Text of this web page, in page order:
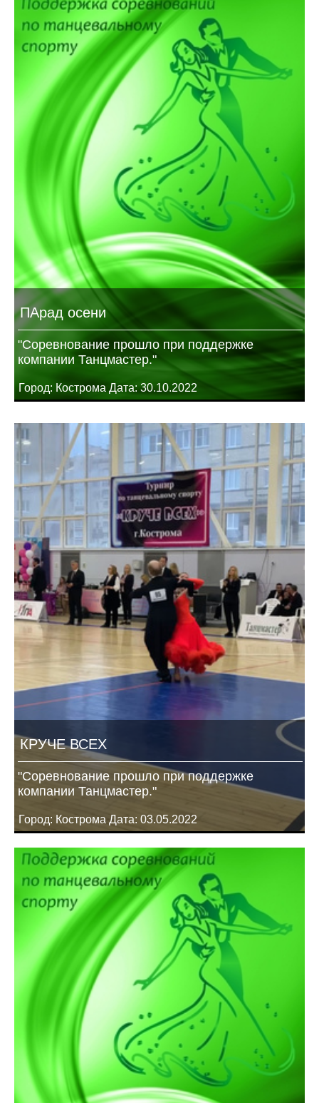
ПАрад осени
"Соревнование прошло при поддержке
компании Танцмастер."
Город: Кострома Дата: 30.10.2022
КРУЧЕ ВСЕХ
"Соревнование прошло при поддержке
компании Танцмастер."
Город: Кострома Дата: 03.05.2022